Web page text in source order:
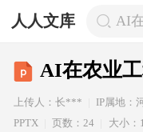
人人文库 AI
AI在农业
上传人：长*** IP属地：
PPTX
页数：24 大小：